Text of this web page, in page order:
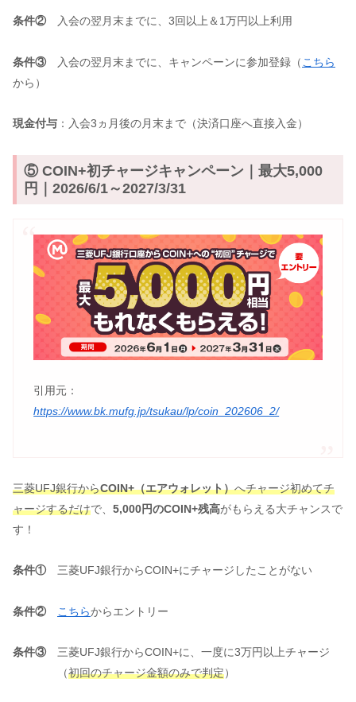
条件② 入会の翌月末までに、3回以上＆1万円以上利用
条件③ 入会の翌月末までに、キャンペーンに参加登録（ こちら
から）
現金付与 ：入会3ヵ月後の月末まで（決済口座へ直接入金）
⑤ COIN+初チャージキャンペーン｜最大5,000
円｜2026/6/1～2027/3/31
引用元：
https://www.bk.mufg.jp/tsukau/lp/coin_202606_2/
三菱UFJ銀行からCOIN+（エアウォレット）へチャージ初めてチ
ャージするだけで、 5,000円のCOIN+残高がもらえる大チャンスで
す！
条件① 三菱UFJ銀行からCOIN+にチャージしたことがない
条件② こちらからエントリー
条件③ 三菱UFJ銀行からCOIN+に、一度に3万円以上チャージ
（初回のチャージ金額のみで判定）